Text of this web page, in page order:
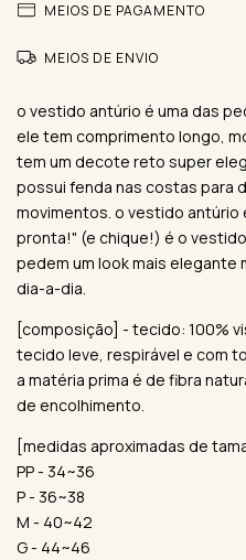
MEIOS DE PAGAMENTO
MEIOS DE ENVIO
o vestido antúrio é uma das
ele tem comprimento longo,
tem um decote reto super
possui fenda nas costas para
movimentos. o vestido antúrio
pronta!" (e chique!) é o
pedem um look mais elegante
dia-a-dia.
[composição] - tecido: 100%
tecido leve, respirável e com
a matéria prima é de fibra
de encolhimento.
[medidas aproximadas de
PP - 34~36
P - 36~38
M - 40~42
G - 44~46